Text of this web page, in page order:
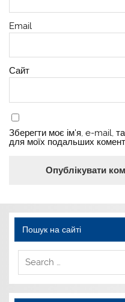
Email
Сайт
Зберегти моє ім'я, e-mail,
для моїх подальших
Пошук на сайті